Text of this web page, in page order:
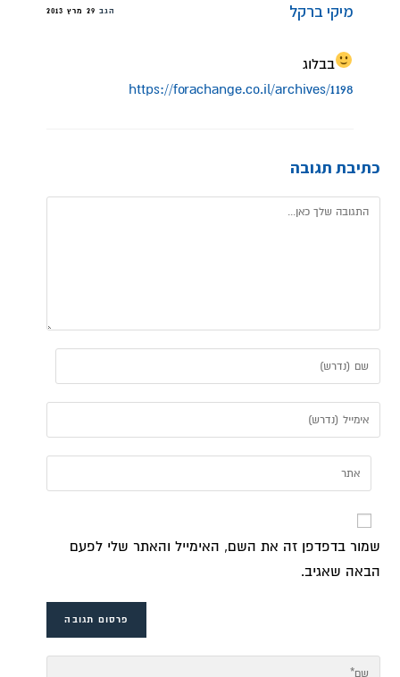
מיקי ברקל הגב 29 מרץ 2013
בבלוג
https://forachange.co.il/archives/1198
כתיבת תגובה
שמור בדפדפן זה את השם, האימייל והאתר שלי לפעם
הבאה שאגיב.